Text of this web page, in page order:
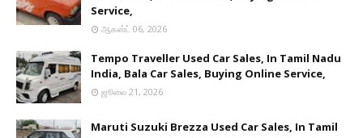
Service,
ஆகஸ்ட் 06, 2026
Tempo Traveller Used Car Sales, In Tamil Nadu
India, Bala Car Sales, Buying Online Service,
ஜூலை 21, 2026
Maruti Suzuki Brezza Used Car Sales, In Tamil